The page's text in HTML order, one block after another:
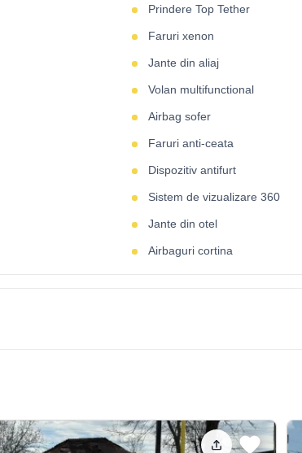
Prindere Top Tether
Faruri xenon
Jante din aliaj
Volan multifunctional
Airbag sofer
Faruri anti-ceata
Dispozitiv antifurt
Sistem de vizualizare 360
Jante din otel
Airbaguri cortina